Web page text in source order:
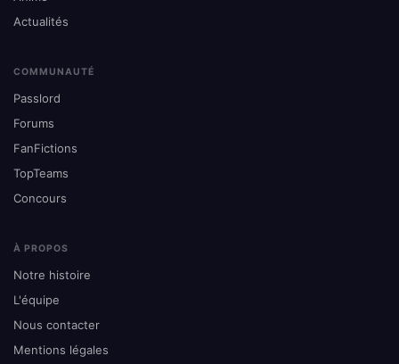
Actualités
COMMUNAUTÉ
Passlord
Forums
FanFictions
TopTeams
Concours
À PROPOS
Notre histoire
L'équipe
Nous contacter
Mentions légales